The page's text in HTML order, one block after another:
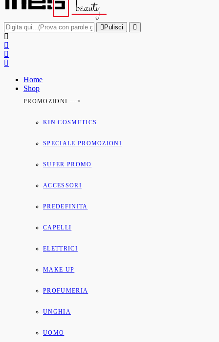
Pulisci
Home
Shop
PROMOZIONI --->
KIN COSMETICS
SPECIALE PROMOZIONI
SUPER PROMO
ACCESSORI
PREDEFINITA
CAPELLI
ELETTRICI
MAKE UP
PROFUMERIA
UNGHIA
UOMO